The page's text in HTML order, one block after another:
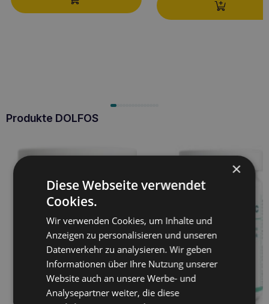
Produkte DOLFOS
×
Diese Webseite verwendet
Cookies.
Wir verwenden Cookies, um Inhalte und
Anzeigen zu personalisieren und unseren
Datenverkehr zu analysieren. Wir geben
Informationen über Ihre Nutzung unserer
Website auch an unsere Werbe- und
Analysepartner weiter, die diese